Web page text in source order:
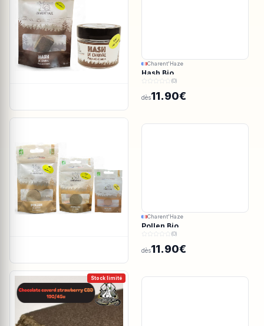
Charent'Haze
Hash Bio
(0)
dès11.90€
Charent'Haze
Pollen Bio
(0)
dès11.90€
Stock limité